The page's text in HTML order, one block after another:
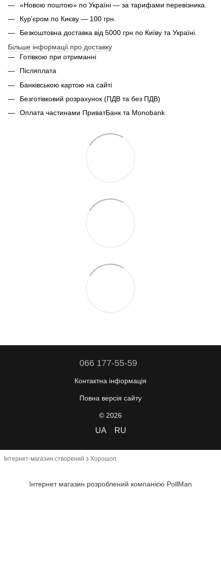
«Новою поштою» по Україні — за тарифами перевізника.
Кур'єром по Києву — 100 грн.
Безкоштовна доставка від 5000 грн по Київу та Україні.
Більше інформації про доставку
Готівкою при отриманні
Післяплата
Банківською картою на сайті
Безготівковий розрахунок (ПДВ та без ПДВ)
Оплата частинами ПриватБанк та Monobank
066 177-55-59
Контактна інформація
Повна версія сайту
© 2026
UA RU
Інтернет-магазин створений з Хорошоп
Інтернет магазин розроблений компанією PollMan